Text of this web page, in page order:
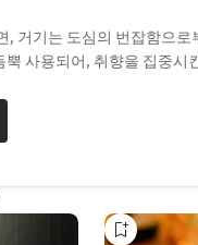
, 거기는 도심의 번잡함으
사용되어, 취향을 집중시
알코올도 일본술을 비롯
, 즐기는 방법도 사람 각각의